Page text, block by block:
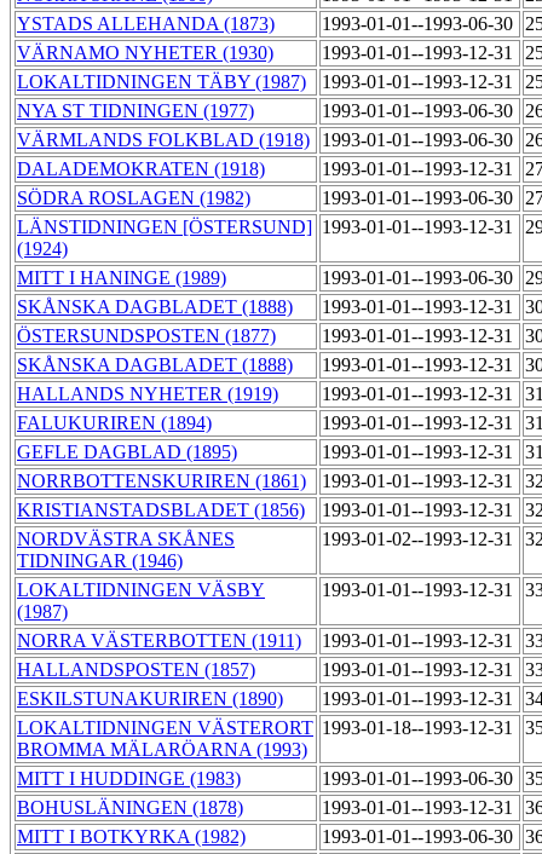
YSTADS ALLEHANDA (1873)
1993-01-01--1993-06-30
VÄRNAMO NYHETER (1930)
1993-01-01--1993-12-31
LOKALTIDNINGEN TÄBY (1987)
1993-01-01--1993-12-31
NYA ST TIDNINGEN (1977)
1993-01-01--1993-06-30
VÄRMLANDS FOLKBLAD (1918)
1993-01-01--1993-06-30
DALADEMOKRATEN (1918)
1993-01-01--1993-12-31
SÖDRA ROSLAGEN (1982)
1993-01-01--1993-06-30
LÄNSTIDNINGEN [ÖSTERSUND]
(1924)
1993-01-01--1993-12-31
MITT I HANINGE (1989) 1993-01-01--1993-06-30
SKÅNSKA DAGBLADET (1888)
1993-01-01--1993-12-31
ÖSTERSUNDSPOSTEN (1877)
1993-01-01--1993-12-31
SKÅNSKA DAGBLADET (1888)
1993-01-01--1993-12-31
HALLANDS NYHETER (1919)
1993-01-01--1993-12-31
FALUKURIREN (1894)
1993-01-01--1993-12-31
GEFLE DAGBLAD (1895)
1993-01-01--1993-12-31
NORRBOTTENSKURIREN (1861)
1993-01-01--1993-12-31
KRISTIANSTADSBLADET (1856)
1993-01-01--1993-12-31
NORDVÄSTRA SKÅNES
TIDNINGAR (1946)
1993-01-02--1993-12-31
LOKALTIDNINGEN VÄSBY
(1987)
1993-01-01--1993-12-31
NORRA VÄSTERBOTTEN (1911) 1993-01-01--1993-12-31
HALLANDSPOSTEN (1857)
1993-01-01--1993-12-31
ESKILSTUNAKURIREN (1890)
1993-01-01--1993-12-31
LOKALTIDNINGEN VÄSTERORT
BROMMA MÄLARÖARNA (1993)
1993-01-18--1993-12-31
MITT I HUDDINGE (1983) 1993-01-01--1993-06-30
BOHUSLÄNINGEN (1878)
1993-01-01--1993-12-31
MITT I BOTKYRKA (1982)
1993-01-01--1993-06-30